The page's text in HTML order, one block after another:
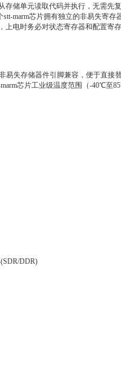
储单元读取代码并执行，无需先
marm芯片拥有独立的非易失寄
电时务必对状态寄存器和配置寄
失存储器件引脚兼容，便于直接
芯片工业级温度范围（-40℃
DDR)